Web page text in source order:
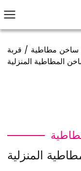
ساخن مطاطية / قربة
المطاطية المنزلية
المنزلية